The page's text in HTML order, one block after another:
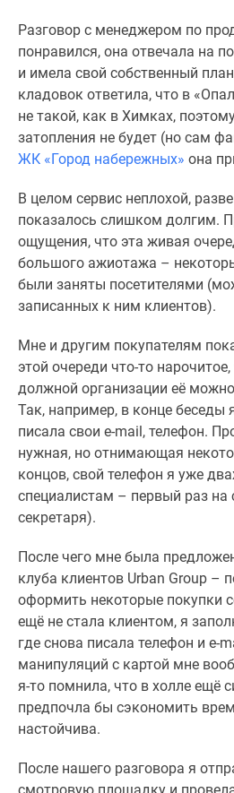
Разговор с менеджером по
понравился, она отвечала на
и имела свой собственный
кладовок ответила, что в
не такой, как в Химках,
затопления не будет (но сам
ЖК «Город набережных» она
В целом сервис неплохой,
показалось слишком долгим.
ощущения, что эта живая
большого ажиотажа –
были заняты посетителями
записанных к ним клиентов).
Мне и другим покупателям
этой очереди что-то
должной организации её
Так, например, в конце беседы
писала свои e-mail, телефон.
нужная, но отнимающая
концов, свой телефон я уже
специалистам – первый раз на
секретаря).
После чего мне была
клуба клиентов Urban Group –
оформить некоторые покупки
ещё не стала клиентом, я
где снова писала телефон и e-
манипуляций с картой мне
я-то помнила, что в холле ещё
предпочла бы сэкономить
настойчива.
После нашего разговора я